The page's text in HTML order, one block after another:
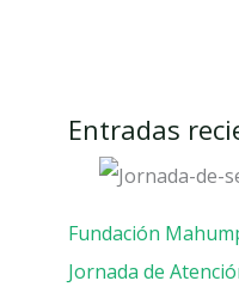
Entradas
Fundación
Jornada de